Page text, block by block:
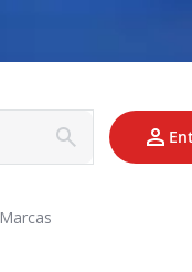
Marcas